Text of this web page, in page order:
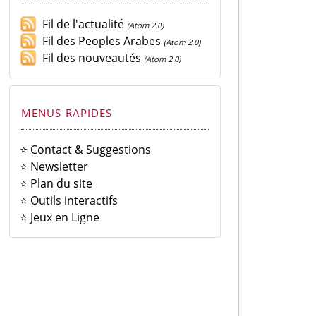
Fil de l'actualité (Atom 2.0)
Fil des Peoples Arabes (Atom 2.0)
Fil des nouveautés (Atom 2.0)
MENUS RAPIDES
⭐ Contact & Suggestions
⭐ Newsletter
⭐ Plan du site
⭐ Outils interactifs
⭐ Jeux en Ligne